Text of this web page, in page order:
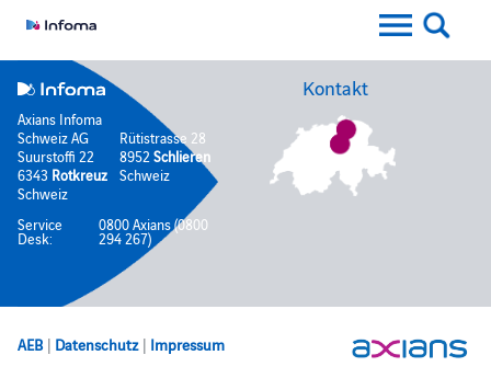
Axians Infoma
Schweiz AG
Suurstoffi 22
6343 Rotkreuz
Schweiz
Rütistrasse 28
8952Schlieren
Schweiz
Service
Desk:
0800 Axians (0800
294 267)
Kontakt
AEB | Datenschutz | Impressum